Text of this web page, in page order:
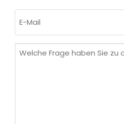
Mail
Welche